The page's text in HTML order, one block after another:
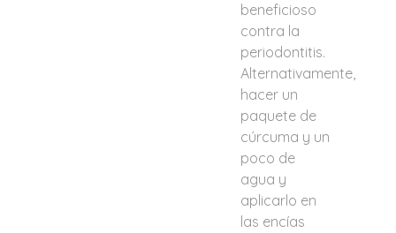
beneficioso
contra la
periodontitis.
Alternativamente,
hacer un
paquete de
cúrcuma y un
poco de
agua y
aplicarlo en
las encías